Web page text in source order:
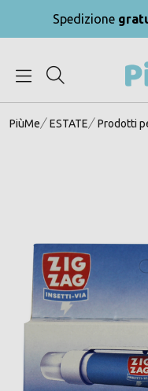
Spedizione
PiùMe ESTATE Prodotti